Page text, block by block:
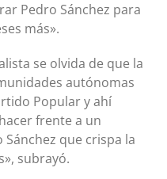
Pedro Sánchez para
más».
se olvida de que la
autónomas
Popular y ahí
frente a un
que crispa la
subrayó.